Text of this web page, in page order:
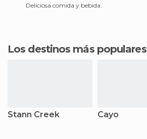
Deliciosa comida y bebida.
Los destinos más populares
Stann Creek Cayo